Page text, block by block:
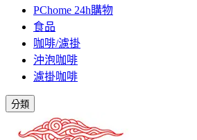
PChome 24h購物
食品
咖啡/濾掛
沖泡咖啡
濾掛咖啡
分類